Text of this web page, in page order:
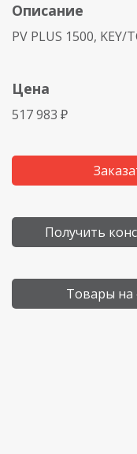
Описание
PV PLUS 1500, KEY/
Цена
517 983 ₽
Получить
Товары на